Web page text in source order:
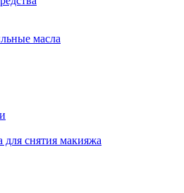
масла
для снятия макияжа